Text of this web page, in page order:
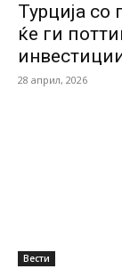
Турција
ќе ги
28 април, 2026
Вести